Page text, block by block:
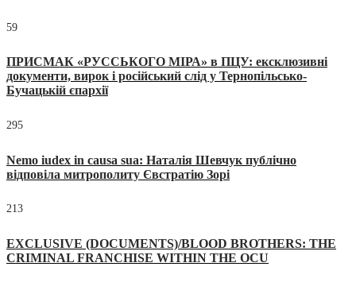
59
ПРИСМАК «РУССЬКОГО МІРА» в ПЦУ: ексклюзивні
документи, вирок і російський слід у Тернопільсько-
Бучацькій єпархії
295
Nemo iudex in causa sua: Наталія Шевчук публічно
відповіла митрополиту Євстратію Зорі
213
EXCLUSIVE (DOCUMENTS)/BLOOD BROTHERS: THE
CRIMINAL FRANCHISE WITHIN THE OCU